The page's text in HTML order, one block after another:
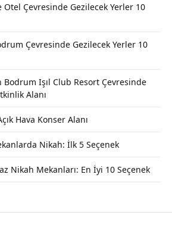
Otel Çevresinde Gezilecek Yerler 10
Çevresinde Gezilecek Yerler 10
Işıl Club Resort Çevresinde
Alanı
Hava Konser Alanı
Nikah: İlk 5 Seçenek
Nikah Mekanları: En İyi 10 Seçenek